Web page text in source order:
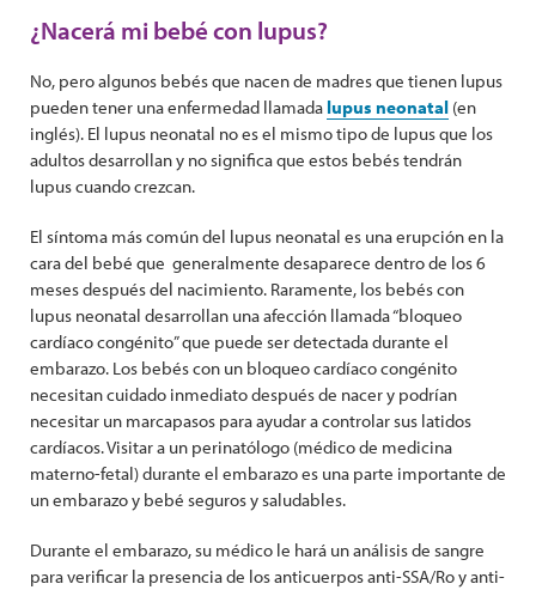
¿Nacerá mi bebé con lupus?
No, pero algunos bebés que nacen de madres que tienen lupus
pueden tener una enfermedad llamada lupus neonatal (en
inglés). El lupus neonatal no es el mismo tipo de lupus que los
adultos desarrollan y no significa que estos bebés tendrán
lupus cuando crezcan.
El síntoma más común del lupus neonatal es una erupción en la
cara del bebé que generalmente desaparece dentro de los 6
meses después del nacimiento. Raramente, los bebés con
lupus neonatal desarrollan una afección llamada “bloqueo
cardíaco congénito” que puede ser detectada durante el
embarazo. Los bebés con un bloqueo cardíaco congénito
necesitan cuidado inmediato después de nacer y podrían
necesitar un marcapasos para ayudar a controlar sus latidos
cardíacos. Visitar a un perinatólogo (médico de medicina
materno-fetal) durante el embarazo es una parte importante de
un embarazo y bebé seguros y saludables.
Durante el embarazo, su médico le hará un análisis de sangre
para verificar la presencia de los anticuerpos anti-SSA/Ro y anti-